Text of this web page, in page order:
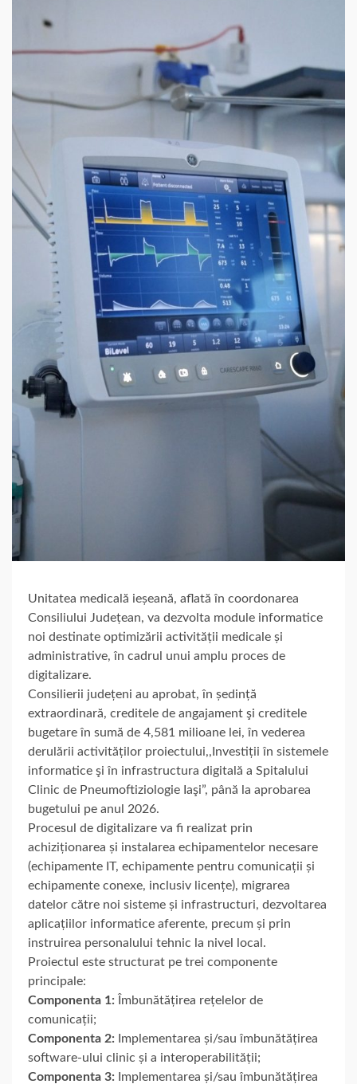
Unitatea medicală ieșeană, aflată în coordonarea
Consiliului Județean, va dezvolta module informatice
noi destinate optimizării activității medicale și
administrative, în cadrul unui amplu proces de
digitalizare.
Consilierii județeni au aprobat, în ședință
extraordinară, creditele de angajament şi creditele
bugetare în sumă de 4,581 milioane lei, în vederea
derulării activităților proiectului,,Investiții în sistemele
informatice şi în infrastructura digitală a Spitalului
Clinic de Pneumoftiziologie Iaşi”, până la aprobarea
bugetului pe anul 2026.
Procesul de digitalizare va fi realizat prin
achiziționarea și instalarea echipamentelor necesare
(echipamente IT, echipamente pentru comunicații și
echipamente conexe, inclusiv licențe), migrarea
datelor către noi sisteme și infrastructuri, dezvoltarea
aplicațiilor informatice aferente, precum și prin
instruirea personalului tehnic la nivel local.
Proiectul este structurat pe trei componente
principale:
Componenta 1: Îmbunătățirea rețelelor de
comunicații;
Componenta 2: Implementarea și/sau îmbunătățirea
software-ului clinic și a interoperabilității;
Componenta 3: Implementarea și/sau îmbunătățirea